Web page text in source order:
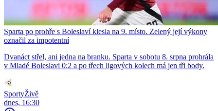
Sparta po prohře s Boleslaví klesla na 9. místo. Zelený její výkony
označil za impotentní
Dvanáct střel, ani jedna na branku. Sparta v sobotu 8. srpna prohrála
v Mladé Boleslavi 0:2 a po třech ligových kolech má jen tři body.
SportyŽivě
dnes, 16:30